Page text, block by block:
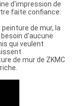
d'impression de
faite confiance.
de mur, la
d'aucune
qui veulent
de mur de ZKMC